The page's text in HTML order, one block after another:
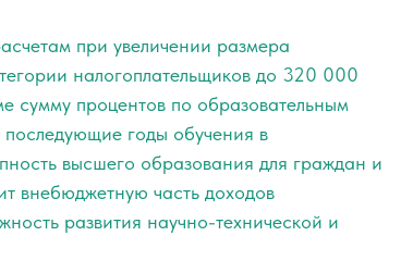
при увеличении размера
налогоплательщиков до 320 000
сумму процентов по образовательным
годы обучения в
высшего образования для граждан и
внебюджетную часть доходов
развития научно-технической и